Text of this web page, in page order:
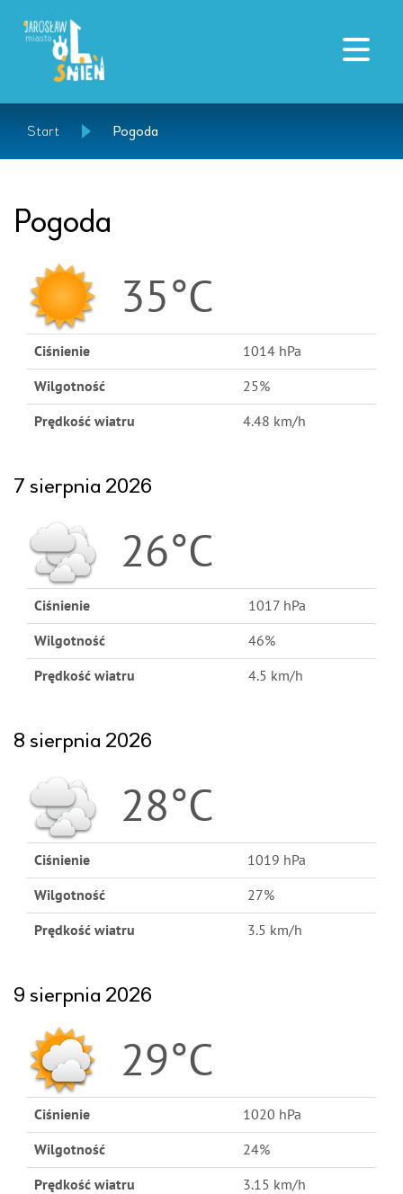
Start Pogoda
Pogoda
35°C
Ciśnienie 1014 hPa
Wilgotność 25%
Prędkość wiatru 4.48 km/h
7 sierpnia 2026
26°C
Ciśnienie 1017 hPa
Wilgotność 46%
Prędkość wiatru 4.5 km/h
8 sierpnia 2026
28°C
Ciśnienie 1019 hPa
Wilgotność 27%
Prędkość wiatru 3.5 km/h
9 sierpnia 2026
29°C
Ciśnienie 1020 hPa
Wilgotność 24%
Prędkość wiatru 3.15 km/h